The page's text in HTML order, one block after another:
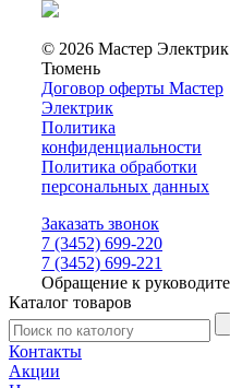
© 2026 Мастер Электрик
Тюмень
Договор оферты Мастер
Электрик
Политика
конфиденциальности
Политика обработки
персональных данных
Заказать звонок
7 (3452) 699-220
7 (3452) 699-221
Обращение к
Каталог товаров
Контакты
Акции